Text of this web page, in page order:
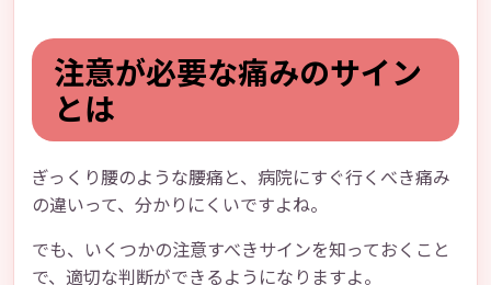
注意が必要な痛みのサイン
とは
ぎっくり腰のような腰痛と、病院にすぐ行くべき痛み
の違いって、分かりにくいですよね。
でも、いくつかの注意すべきサインを知っておくこと
で、適切な判断ができるようになりますよ。